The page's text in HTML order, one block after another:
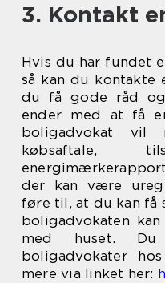
3. Kontakt
Hvis du har fundet
så kan du kontakte
du få gode råd
ender med at få
boligadvokat vil
købsaftale,
der kan være
føre til, at du kan få
boligadvokaten
med huset.
boligadvokater
mere via linket her: